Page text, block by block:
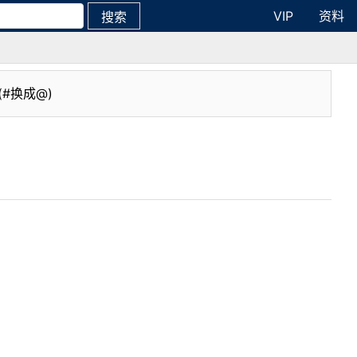
搜索 VIP
资料
换成@)